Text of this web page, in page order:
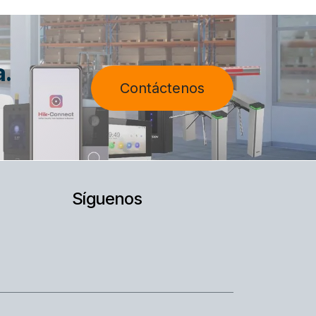
Contáctenos
Síguenos